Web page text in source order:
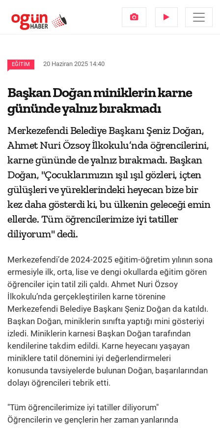
EĞITIM 20 Haziran 2025 14:40
Başkan Doğan miniklerin karne
gününde yalnız bırakmadı
Merkezefendi Belediye Başkanı Şeniz Doğan,
Ahmet Nuri Özsoy İlkokulu’nda öğrencilerini,
karne gününde de yalnız bırakmadı. Başkan
Doğan, "Çocuklarımızın ışıl ışıl gözleri, içten
gülüşleri ve yüreklerindeki heyecan bize bir
kez daha gösterdi ki, bu ülkenin geleceği emin
ellerde. Tüm öğrencilerimize iyi tatiller
diliyorum" dedi.
Merkezefendi’de 2024-2025 eğitim-öğretim yılının sona
ermesiyle ilk, orta, lise ve dengi okullarda eğitim gören
öğrenciler için tatil zili çaldı. Ahmet Nuri Özsoy
İlkokulu’nda gerçekleştirilen karne törenine
Merkezefendi Belediye Başkanı Şeniz Doğan da katıldı.
Başkan Doğan, miniklerin sınıfta yaptığı mini gösteriyi
izledi. Miniklerin karnesi Başkan Doğan tarafından
kendilerine takdim edildi. Karne heyecanı yaşayan
miniklere tatil dönemini iyi değerlendirmeleri
konusunda tavsiyelerde bulunan Doğan, başarılarından
dolayı öğrencileri tebrik etti.
"Tüm öğrencilerimize iyi tatiller diliyorum"
Öğrencilerin ve gençlerin her zaman yanlarında